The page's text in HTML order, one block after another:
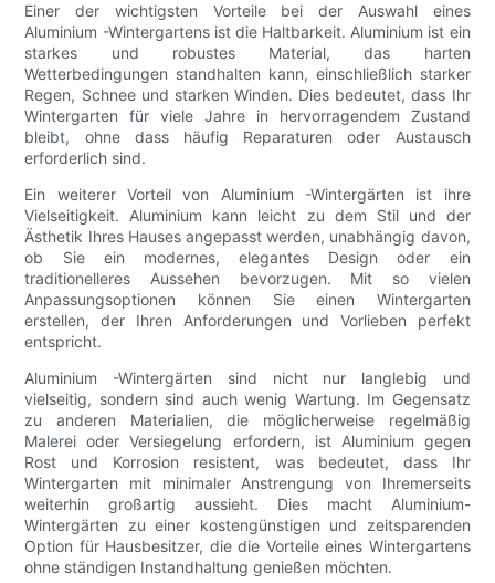
Einer der wichtigsten Vorteile bei der Auswahl eines
Aluminium -Wintergartens ist die Haltbarkeit. Aluminium ist ein
starkes und robustes Material, das harten
Wetterbedingungen standhalten kann, einschließlich starker
Regen, Schnee und starken Winden. Dies bedeutet, dass Ihr
Wintergarten für viele Jahre in hervorragendem Zustand
bleibt, ohne dass häufig Reparaturen oder Austausch
erforderlich sind.
Ein weiterer Vorteil von Aluminium -Wintergärten ist ihre
Vielseitigkeit. Aluminium kann leicht zu dem Stil und der
Ästhetik Ihres Hauses angepasst werden, unabhängig davon,
ob Sie ein modernes, elegantes Design oder ein
traditionelleres Aussehen bevorzugen. Mit so vielen
Anpassungsoptionen können Sie einen Wintergarten
erstellen, der Ihren Anforderungen und Vorlieben perfekt
entspricht.
Aluminium -Wintergärten sind nicht nur langlebig und
vielseitig, sondern sind auch wenig Wartung. Im Gegensatz
zu anderen Materialien, die möglicherweise regelmäßig
Malerei oder Versiegelung erfordern, ist Aluminium gegen
Rost und Korrosion resistent, was bedeutet, dass Ihr
Wintergarten mit minimaler Anstrengung von Ihremerseits
weiterhin großartig aussieht. Dies macht Aluminium-
Wintergärten zu einer kostengünstigen und zeitsparenden
Option für Hausbesitzer, die die Vorteile eines Wintergartens
ohne ständigen Instandhaltung genießen möchten.